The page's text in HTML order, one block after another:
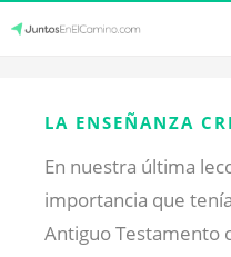
content
LA ENSEÑANZA
En nuestra última
importancia que
Antiguo Testamento